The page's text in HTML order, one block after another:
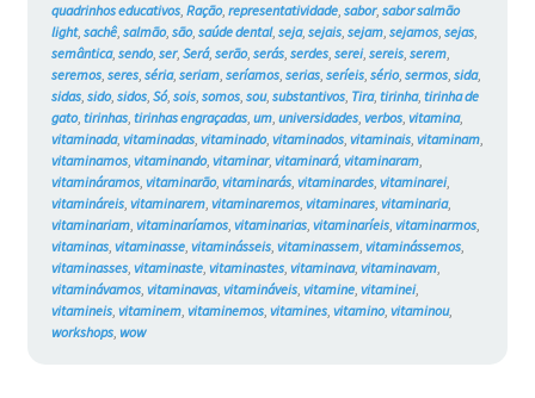
quadrinhos educativos, Ração, representatividade, sabor, sabor salmão
light, sachê, salmão, são, saúde dental, seja, sejais, sejam, sejamos, sejas,
semântica, sendo, ser, Será, serão, serás, serdes, serei, sereis, serem,
seremos, seres, séria, seriam, seríamos, serias, seríeis, sério, sermos, sida,
sidas, sido, sidos, Só, sois, somos, sou, substantivos, Tira, tirinha, tirinha de
gato, tirinhas, tirinhas engraçadas, um, universidades, verbos, vitamina,
vitaminada, vitaminadas, vitaminado, vitaminados, vitaminais, vitaminam,
vitaminamos, vitaminando, vitaminar, vitaminará, vitaminaram,
vitamináramos, vitaminarão, vitaminarás, vitaminardes, vitaminarei,
vitamináreis, vitaminarem, vitaminaremos, vitaminares, vitaminaria,
vitaminariam, vitaminaríamos, vitaminarias, vitaminaríeis, vitaminarmos,
vitaminas, vitaminasse, vitaminásseis, vitaminassem, vitaminássemos,
vitaminasses, vitaminaste, vitaminastes, vitaminava, vitaminavam,
vitaminávamos, vitaminavas, vitamináveis, vitamine, vitaminei,
vitamineis, vitaminem, vitaminemos, vitamines, vitamino, vitaminou,
workshops, wow